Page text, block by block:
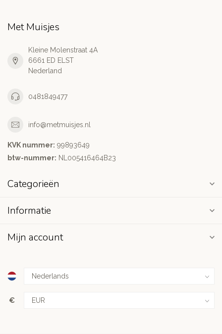
Met Muisjes
Kleine Molenstraat 4A
6661 ED ELST
Nederland
0481849477
info@metmuisjes.nl
KVK nummer: 99893649
btw-nummer: NL005416464B23
Categorieën
Informatie
Mijn account
€